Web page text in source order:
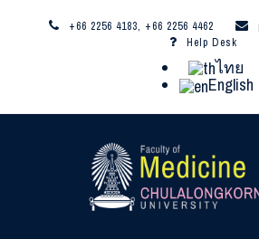
+66 2256 4183, +66 2256 4462
Help Desk
ไทย
English